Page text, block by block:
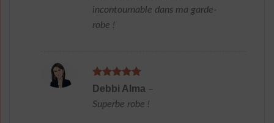
incontournable dans ma garde-
robe !
Note5 sur
Debbi Alma –
Superbe robe !